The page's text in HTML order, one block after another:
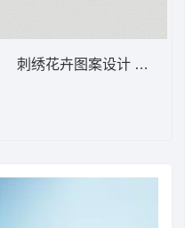
刺绣花卉图案设计 植物花